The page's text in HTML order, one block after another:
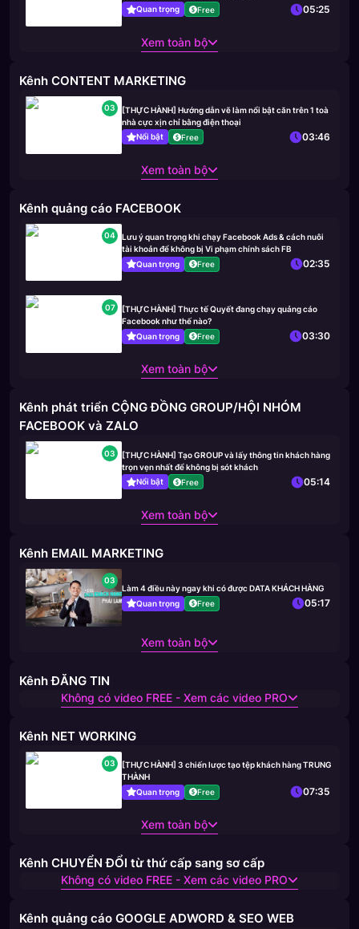
Quan trọng
Free 05:25
Xem toàn bộ
Kênh CONTENT MARKETING
03
[THỰC HÀNH] Hướng dẫn vẽ làm nổi bật căn trên 1 toà
nhà cực xịn chỉ bằng điện thoại
Nổi bật
Free 03:46
Xem toàn bộ
Kênh quảng cáo FACEBOOK
04
Lưu ý quan trọng khi chạy Facebook Ads & cách nuôi
tài khoản để không bị Vi phạm chính sách FB
Quan trọng
Free 02:35
07
[THỰC HÀNH] Thực tế Quyết đang chạy quảng cáo
Facebook như thế nào?
Quan trọng
Free 03:30
Xem toàn bộ
Kênh phát triển CỘNG ĐỒNG GROUP/HỘI NHÓM
FACEBOOK và ZALO
03
[THỰC HÀNH] Tạo GROUP và lấy thông tin khách hàng
trọn vẹn nhất để không bị sót khách
Nổi bật
Free 05:14
Xem toàn bộ
Kênh EMAIL MARKETING
03
Làm 4 điều này ngay khi có được DATA KHÁCH HÀNG
Quan trọng
Free 05:17
Xem toàn bộ
Kênh ĐĂNG TIN
Không có video FREE - Xem các video PRO
Kênh NET WORKING
03
[THỰC HÀNH] 3 chiến lược tạo tệp khách hàng TRUNG
THÀNH
Quan trọng
Free 07:35
Xem toàn bộ
Kênh CHUYỂN ĐỔI từ thứ cấp sang sơ cấp
Không có video FREE - Xem các video PRO
Kênh quảng cáo GOOGLE ADWORD & SEO WEB